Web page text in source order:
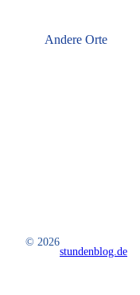
Andere Orte
© 2026
stundenblog.de